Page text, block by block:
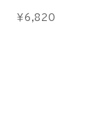
価
格
￥6,820